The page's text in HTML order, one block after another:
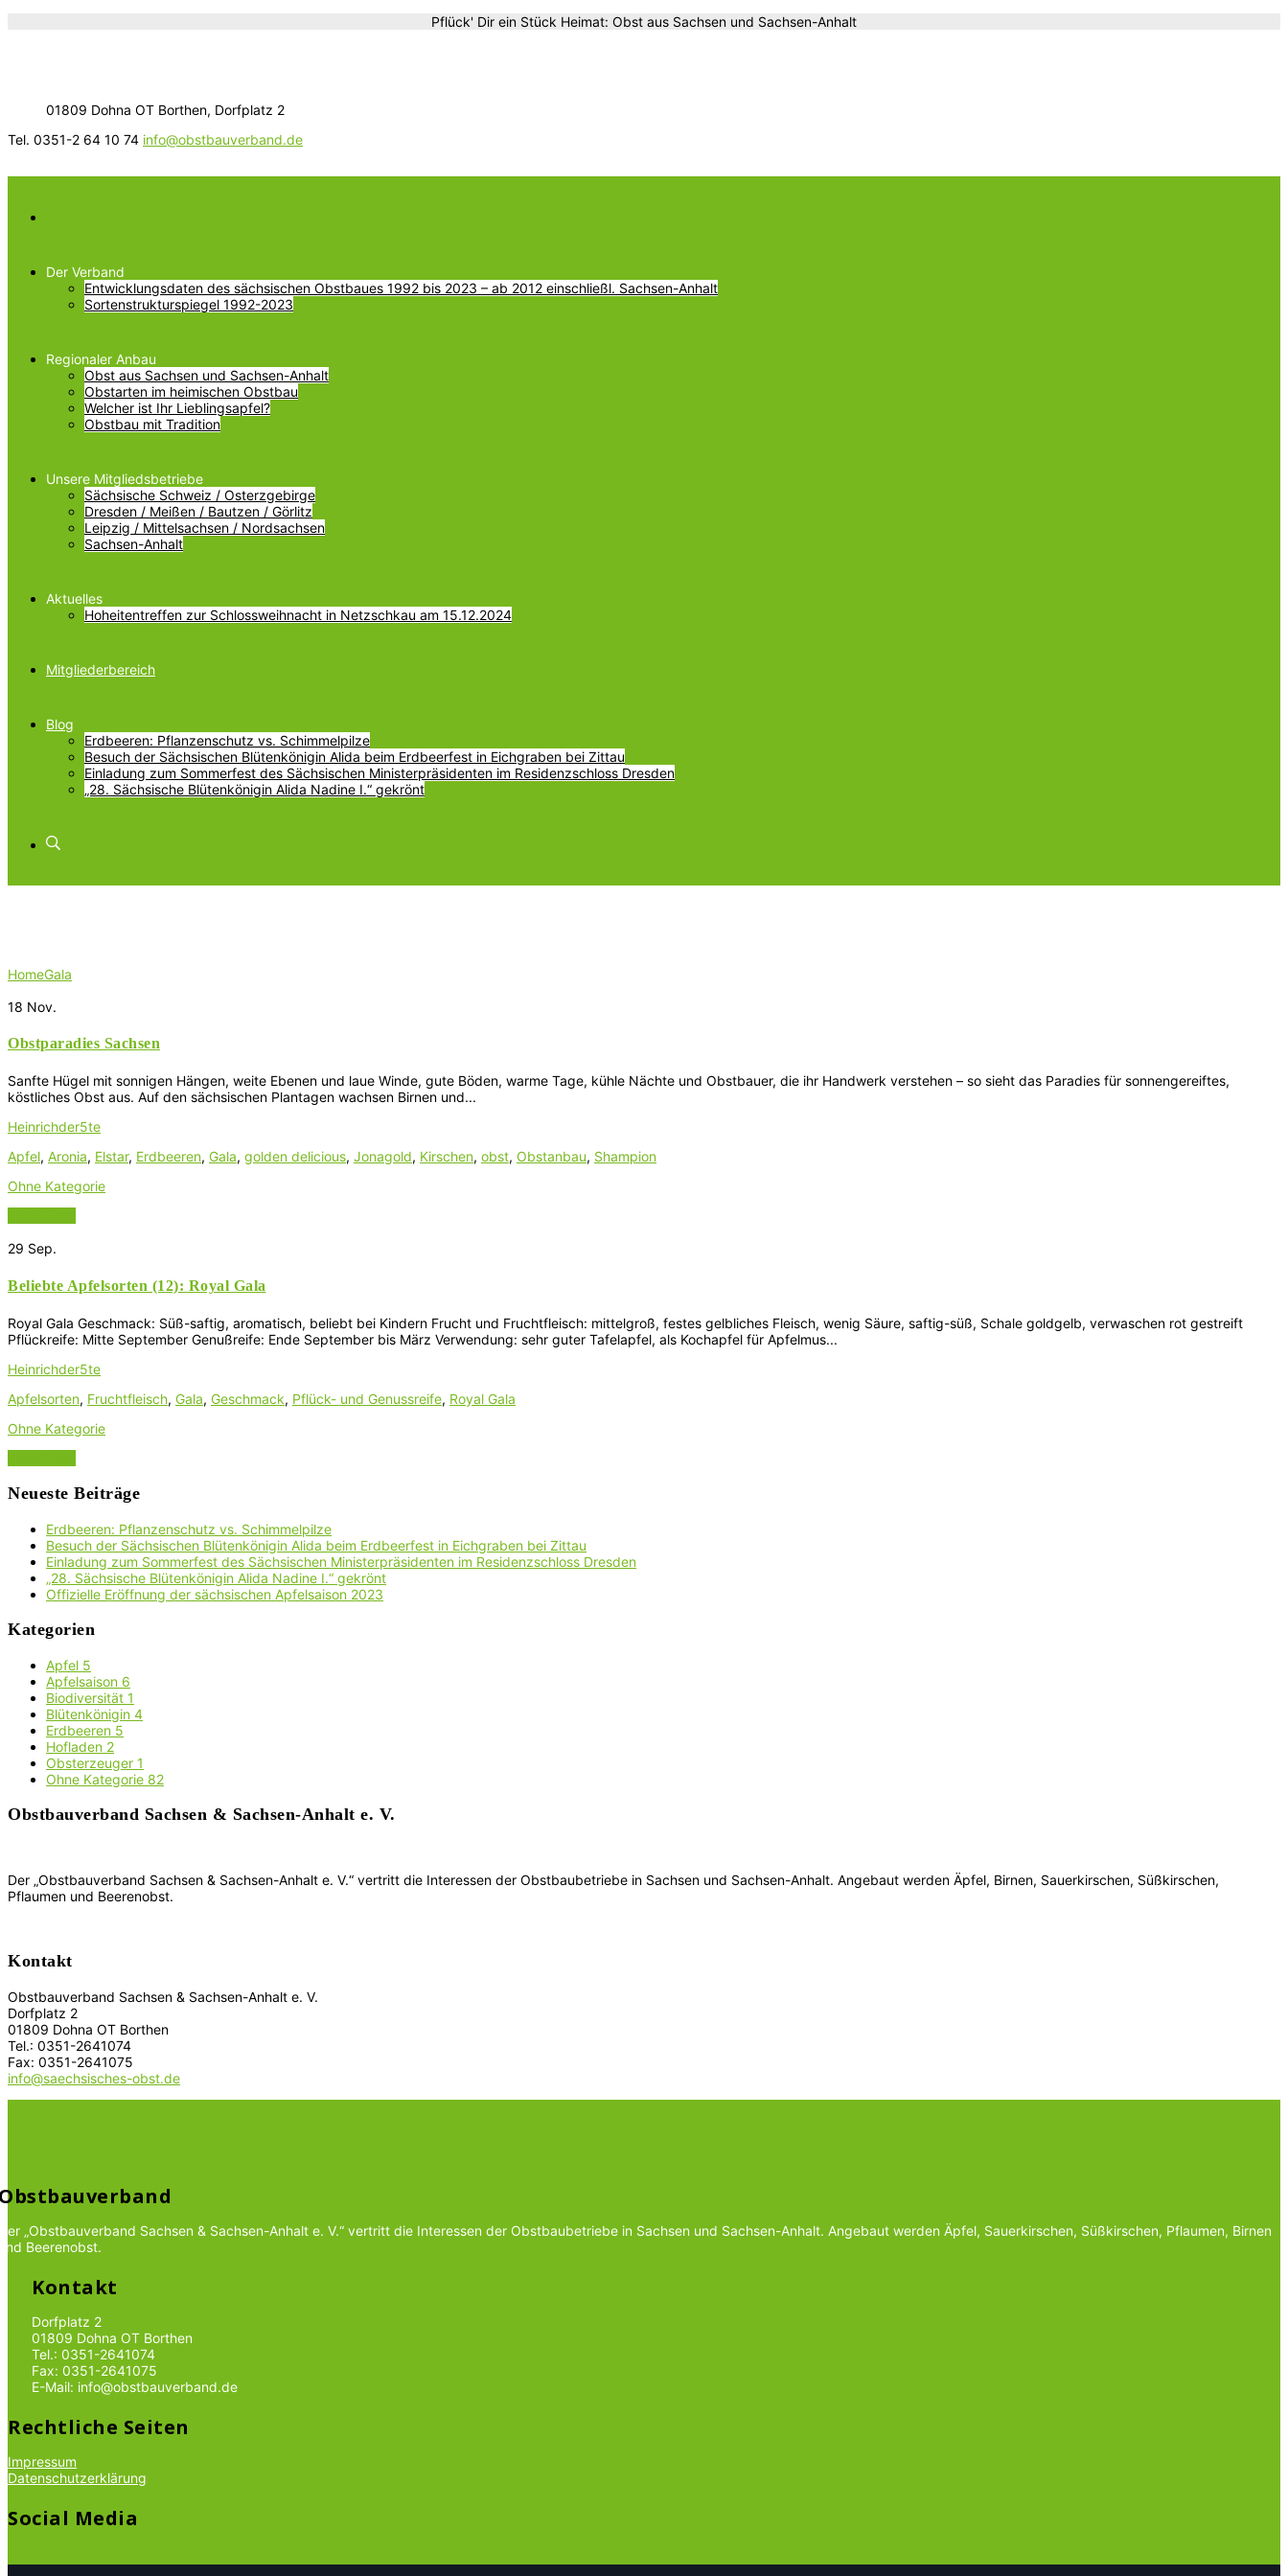
Pflück' Dir ein Stück Heimat: Obst aus Sachsen und Sachsen-Anhalt
01809 Dohna OT Borthen, Dorfplatz 2
Tel. 0351-2 64 10 74 info@obstbauverband.de
Der Verband
Entwicklungsdaten des sächsischen Obstbaues 1992 bis 2023 – ab 2012 einschließl. Sachsen-Anhalt
Sortenstrukturspiegel 1992-2023
Regionaler Anbau
Obst aus Sachsen und Sachsen-Anhalt
Obstarten im heimischen Obstbau
Welcher ist Ihr Lieblingsapfel?
Obstbau mit Tradition
Unsere Mitgliedsbetriebe
Sächsische Schweiz / Osterzgebirge
Dresden / Meißen / Bautzen / Görlitz
Leipzig / Mittelsachsen / Nordsachsen
Sachsen-Anhalt
Aktuelles
Hoheitentreffen zur Schlossweihnacht in Netzschkau am 15.12.2024
Mitgliederbereich
Blog
Erdbeeren: Pflanzenschutz vs. Schimmelpilze
Besuch der Sächsischen Blütenkönigin Alida beim Erdbeerfest in Eichgraben bei Zittau
Einladung zum Sommerfest des Sächsischen Ministerpräsidenten im Residenzschloss Dresden
„28. Sächsische Blütenkönigin Alida Nadine I.“ gekrönt
HomeGala
18 Nov.
Obstparadies Sachsen
Sanfte Hügel mit sonnigen Hängen, weite Ebenen und laue Winde, gute Böden, warme Tage, kühle Nächte und Obstbauer, die ihr Handwerk verstehen – so sieht das Paradies für sonnengereiftes,
köstliches Obst aus. Auf den sächsischen Plantagen wachsen Birnen und...
Heinrichder5te
Apfel, Aronia, Elstar, Erdbeeren, Gala, golden delicious, Jonagold, Kirschen, obst, Obstanbau, Shampion
Ohne Kategorie
29 Sep.
Beliebte Apfelsorten (12): Royal Gala
Royal Gala Geschmack: Süß-saftig, aromatisch, beliebt bei Kindern Frucht und Fruchtfleisch: mittelgroß, festes gelbliches Fleisch, wenig Säure, saftig-süß, Schale goldgelb, verwaschen rot gestreift
Pflückreife: Mitte September Genußreife: Ende September bis März Verwendung: sehr guter Tafelapfel, als Kochapfel für Apfelmus...
Heinrichder5te
Apfelsorten, Fruchtfleisch, Gala, Geschmack, Pflück- und Genussreife, Royal Gala
Ohne Kategorie
Neueste Beiträge
Erdbeeren: Pflanzenschutz vs. Schimmelpilze
Besuch der Sächsischen Blütenkönigin Alida beim Erdbeerfest in Eichgraben bei Zittau
Einladung zum Sommerfest des Sächsischen Ministerpräsidenten im Residenzschloss Dresden
„28. Sächsische Blütenkönigin Alida Nadine I.“ gekrönt
Offizielle Eröffnung der sächsischen Apfelsaison 2023
Kategorien
Apfel 5
Apfelsaison 6
Biodiversität 1
Blütenkönigin 4
Erdbeeren 5
Hofladen 2
Obsterzeuger 1
Ohne Kategorie 82
Obstbauverband Sachsen & Sachsen-Anhalt e. V.
Der „Obstbauverband Sachsen & Sachsen-Anhalt e. V.“ vertritt die Interessen der Obstbaubetriebe in Sachsen und Sachsen-Anhalt. Angebaut werden Äpfel, Birnen, Sauerkirschen, Süßkirschen,
Pflaumen und Beerenobst.
Kontakt
Obstbauverband Sachsen & Sachsen-Anhalt e. V.
Dorfplatz 2
01809 Dohna OT Borthen
Tel.: 0351-2641074
Fax: 0351-2641075
info@saechsisches-obst.de
„Obstbauverband Sachsen & Sachsen-Anhalt e. V.“ vertritt die Interessen der Obstbaubetriebe in Sachsen und Sachsen-Anhalt. Angebaut werden Äpfel, Sauerkirschen, Süßkirschen, Pflaumen, Birnen
Beerenobst.
Kontakt
Dorfplatz 2
01809 Dohna OT Borthen
Tel.: 0351-2641074
Fax: 0351-2641075
E-Mail: info@obstbauverband.de
Rechtliche Seiten
Impressum
Datenschutzerklärung
Social Media